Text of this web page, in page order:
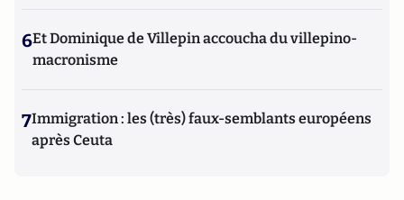
6Et Dominique de Villepin accoucha du villepino-
macronisme
7Immigration : les (très) faux-semblants européens
après Ceuta